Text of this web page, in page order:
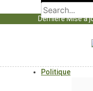
Dernière Mise à
Politique